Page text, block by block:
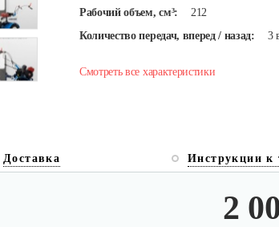
Рабочий объем, см³:
212
Количество передач, вперед / назад:
3
Смотреть все характеристики
Доставка Инструкции к
2